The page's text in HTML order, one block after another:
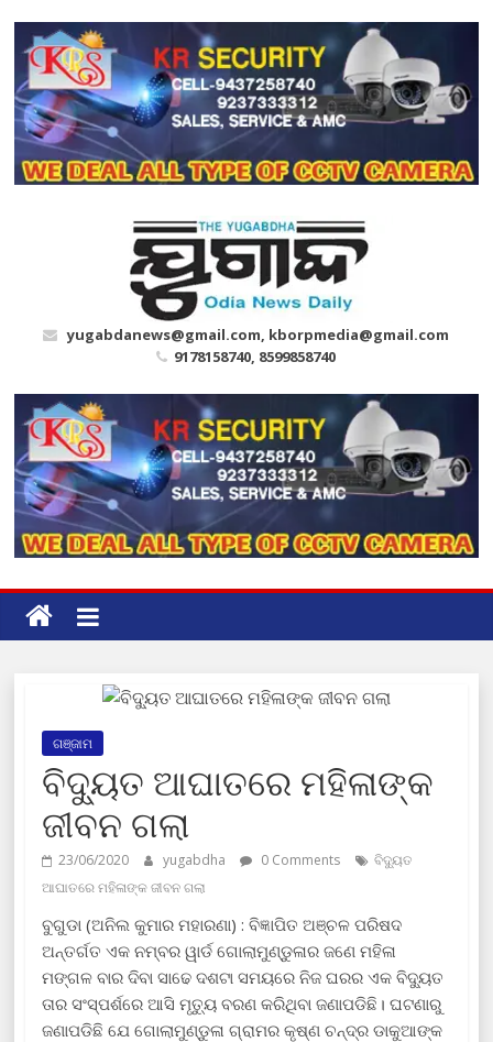
content
yugabdanews@gmail.com, kborpmedia@gmail.com
9178158740, 8599858740
ଗଞ୍ଜାମ
ବିଦ୍ୟୁତ ଆଘାତରେ ମହିଳାଙ୍କ
ଜୀବନ ଗଲା
23/06/2020 yugabdha 0 Comments
ବିଦ୍ୟୁତ
ଆଘାତରେ ମହିଳାଙ୍କ ଜୀବନ ଗଲା
ବୁଗୁଡା (ଅନିଲ କୁମାର ମହାରଣା) : ବିଜ୍ଞାପିତ ଅଞ୍ଚଳ ପରିଷଦ
ଅନ୍ତର୍ଗତ ଏକ ନମ୍ବର ୱାର୍ଡ ଗୋଲାମୁଣ୍ଡୁଳାର ଜଣେ ମହିଳା
ମଙ୍ଗଳ ବାର ଦିବା ସାଢେ ଦଶଟା ସମୟରେ ନିଜ ଘରର ଏକ ବିଦ୍ୟୁତ
ତାର ସଂସ୍ପର୍ଶରେ ଆସି ମୃତ୍ୟୁ ବରଣ କରିଥିବା ଜଣାପଡିଛି। ଘଟଣାରୁ
ଜଣାପଡିଛି ଯେ ଗୋଲାମୁଣ୍ଡୁଳା ଗ୍ରାମର କୃଷ୍ଣ ଚନ୍ଦ୍ର ଡାକୁଆଙ୍କ